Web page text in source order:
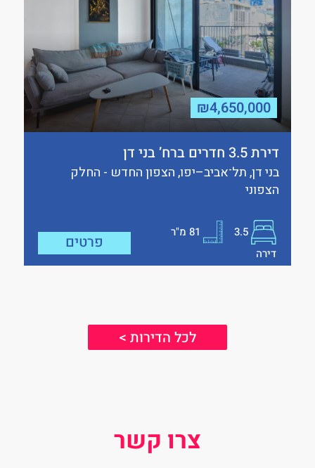
₪4,650,000
דירת 3.5 חדרים ברח’ בני דן
בני דן, תל־אביב–יפו, הצפון החדש - החלק
הצפוני
3.5
81מ"ר
דירה
פרטים
לכל הדירות >
צרו קשר